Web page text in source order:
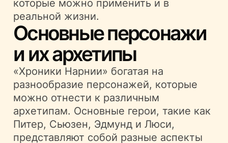
которые можно применить и в
реальной жизни.
Основные персонажи
и их архетипы
«Хроники Нарнии» богатая на
разнообразие персонажей, которые
можно отнести к различным
архетипам. Основные герои, такие как
Питер, Сьюзен, Эдмунд и Люси,
представляют собой разные аспекты